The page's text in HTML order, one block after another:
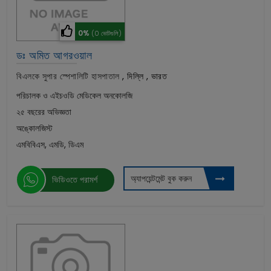
0% (0 ভোটগুলি)
ডঃ অমিত আগরওয়াল
বিএলকে সুপার স্পেশালিটি হাসপাতাল , দিল্লি , ভারত
পরিচালক ও এইচওডি মেডিকেল অনকোলজি
২৫ বছরের অভিজ্ঞতা
অঙ্কোলজিস্ট
এমবিবিএস, এমডি, ডিএম
ভিডিওতে পরামর্শ অ্যাপয়েন্টমেন্ট বুক করুন